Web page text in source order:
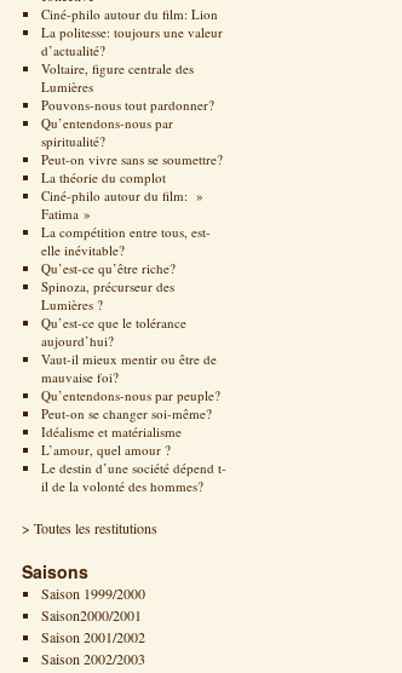
Ciné-philo autour du film: Lion
La politesse: toujours une valeur
d’actualité?
Voltaire, figure centrale des
Lumières
Pouvons-nous tout pardonner?
Qu’entendons-nous par
spiritualité?
Peut-on vivre sans se soumettre?
La théorie du complot
Ciné-philo autour du film: »
Fatima »
La compétition entre tous, est-
elle inévitable?
Qu’est-ce qu’être riche?
Spinoza, précurseur des
Lumières ?
Qu’est-ce que le tolérance
aujourd’hui?
Vaut-il mieux mentir ou être de
mauvaise foi?
Qu’entendons-nous par peuple?
Peut-on se changer soi-même?
Idéalisme et matérialisme
L’amour, quel amour ?
Le destin d’une société dépend t-
il de la volonté des hommes?
> Toutes les restitutions
Saisons
Saison 1999/2000
Saison2000/2001
Saison 2001/2002
Saison 2002/2003